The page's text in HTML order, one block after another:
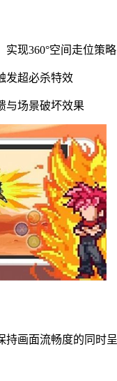
实现360°空间走位策略
发超必杀特效
与场景破坏效果
画面流畅度的同时